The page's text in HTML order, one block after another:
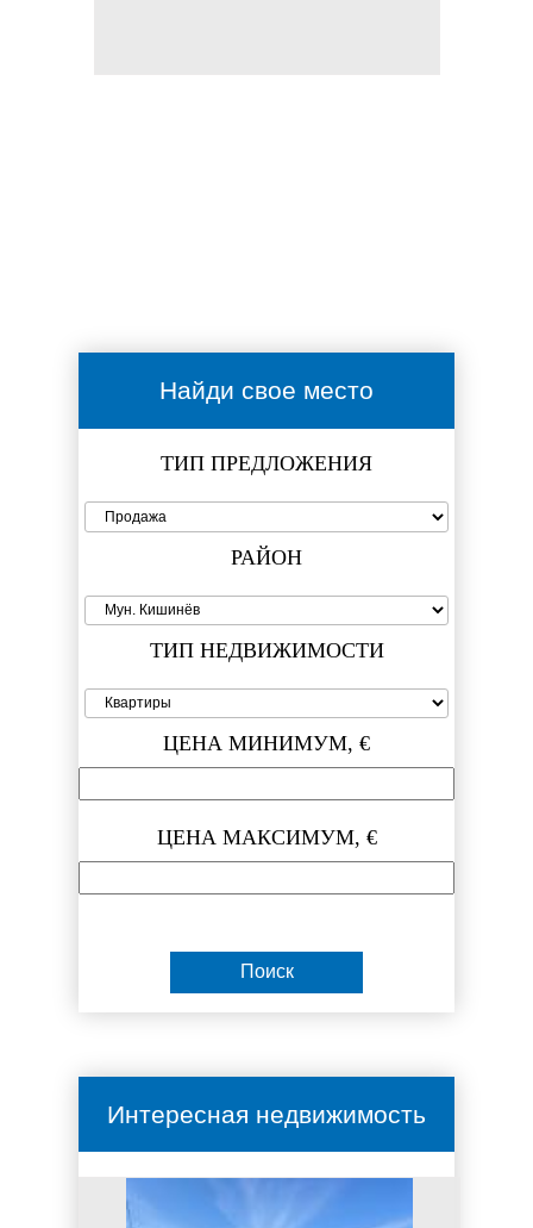
Найди свое место
ТИП ПРЕДЛОЖЕНИЯ
РАЙОН
ТИП НЕДВИЖИМОСТИ
ЦЕНА МИНИМУМ, €
ЦЕНА МАКСИМУМ, €
Интересная недвижимость